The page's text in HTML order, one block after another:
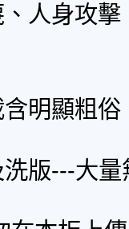
人身攻
明顯粗
版---大